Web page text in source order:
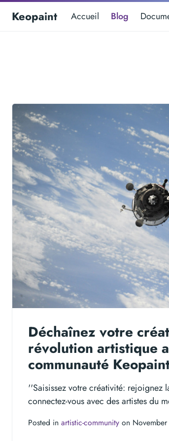
Keopaint Accueil Blog
Déchaînez votre
révolution artistique
communauté
''Saisissez votre créativité: rejoignez
connectez-vous avec des artistes du
Posted in artistic-community on